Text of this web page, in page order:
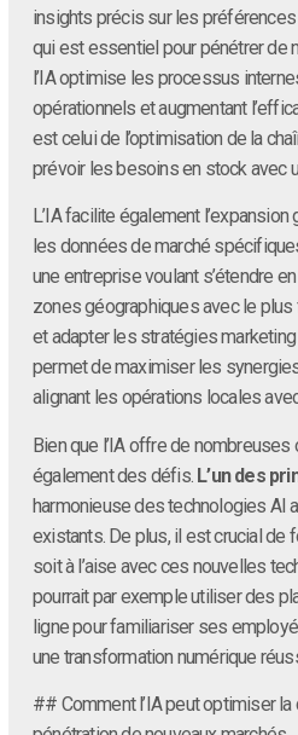
insights précis sur les
qui est essentiel pour pénétrer de
l’IA optimise les processus
opérationnels et augmentant
est celui de l’optimisation de la
prévoir les besoins en stock avec
L’IA facilite également
les données de marché
une entreprise voulant s’étendre
zones géographiques avec le
et adapter les stratégies
permet de maximiser les
alignant les opérations locales
Bien que l’IA offre de
également des défis. L’un des
harmonieuse des technologies AI
existants. De plus, il est crucial de
soit à l’aise avec ces nouvelles
pourrait par exemple utiliser des
ligne pour familiariser ses
une transformation numérique
## Comment l’IA peut optimiser